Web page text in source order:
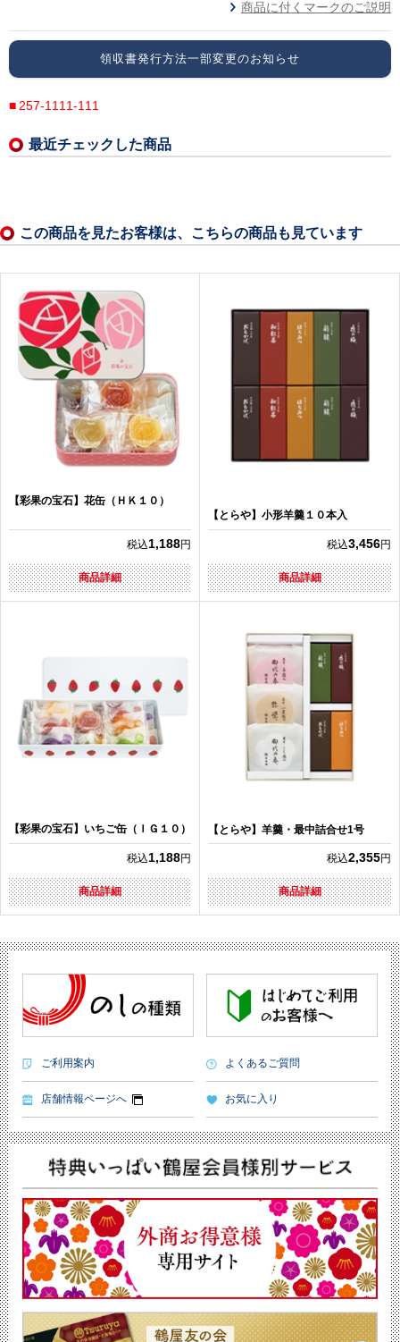
商品に付くマークのご説明
領収書発行方法一部変更のお知らせ
257-1111-111
最近チェックした商品
この商品を見たお客様は、こちらの商品も見ています
【彩果の宝石】花缶（ＨＫ１０）
税込1,188円
商品詳細
【とらや】小形羊羹１０本入
税込3,456円
商品詳細
【彩果の宝石】いちご缶（ＩＧ１０）
税込1,188円
商品詳細
【とらや】羊羹・最中詰合せ1号
税込2,355円
商品詳細
ご利用案内 よくあるご質問
店舗情報ページへ お気に入り